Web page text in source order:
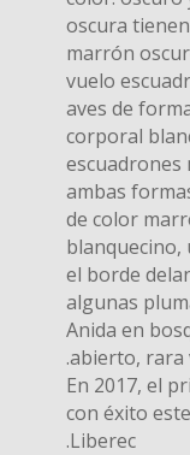
oscura
marrón
vuelo
aves de
corporal
escuadrones
ambas
de color
blanquecino,
el borde
algunas
Anida en
abierto, rara
En 2017, el
con éxito
Liberec.